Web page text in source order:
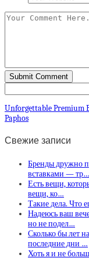
Unforgettable Premium
Paphos
Свежие записи
Бренды дружно
вставками — тр…
Есть вещи,
вещи, ко…
Такие дела. Что
Надеюсь ваш
но не подел…
Сколько бы лет
последние дни …
Хоть я и не